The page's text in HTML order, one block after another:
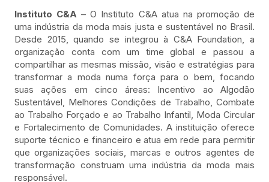
Instituto C&A – O Instituto C&A atua na promoção de
uma indústria da moda mais justa e sustentável no Brasil.
Desde 2015, quando se integrou à C&A Foundation, a
organização conta com um time global e passou a
compartilhar as mesmas missão, visão e estratégias para
transformar a moda numa força para o bem, focando
suas ações em cinco áreas: Incentivo ao Algodão
Sustentável, Melhores Condições de Trabalho, Combate
ao Trabalho Forçado e ao Trabalho Infantil, Moda Circular
e Fortalecimento de Comunidades. A instituição oferece
suporte técnico e financeiro e atua em rede para permitir
que organizações sociais, marcas e outros agentes de
transformação construam uma indústria da moda mais
responsável.